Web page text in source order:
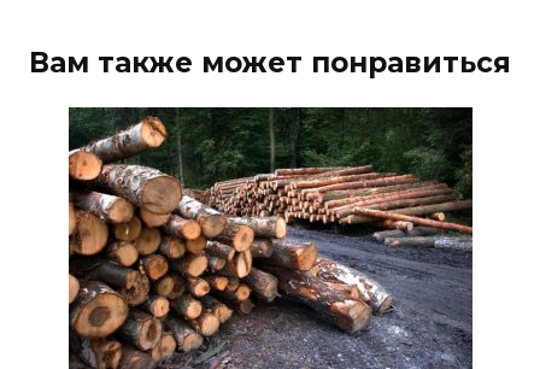
Вам также может понравиться